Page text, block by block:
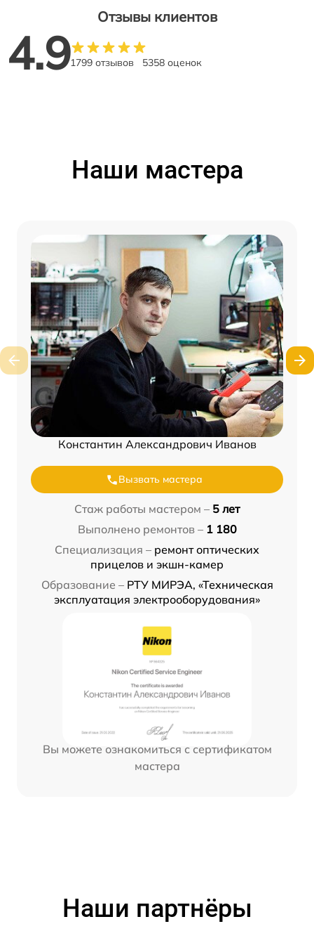
Отзывы клиентов
4.91799 отзывов 5358 оценок
Наши мастера
Константин Александрович Иванов
Вызвать мастера
Стаж работы мастером – 5 лет
Выполнено ремонтов – 1 180
Специализация – ремонт оптических
прицелов и экшн-камер
Образование – РТУ МИРЭА, «Техническая
эксплуатация электрооборудования»
Вы можете ознакомиться с сертификатом
мастера
Наши партнёры